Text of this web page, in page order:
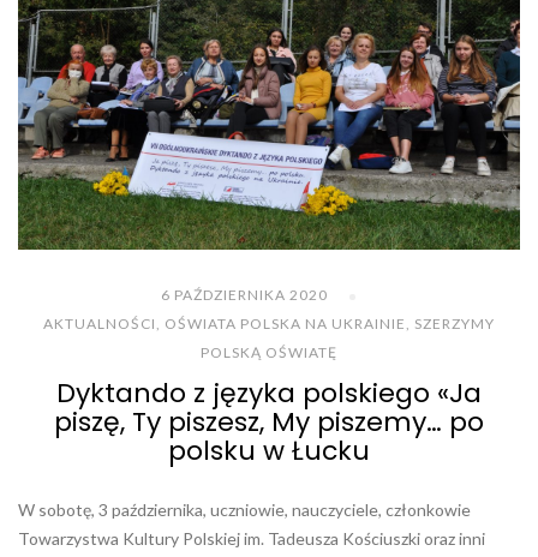
6 PAŹDZIERNIKA 2020
AKTUALNOŚCI, OŚWIATA POLSKA NA UKRAINIE, SZERZYMY
POLSKĄ OŚWIATĘ
Dyktando z języka polskiego «Ja
piszę, Ty piszesz, My piszemy… po
polsku w Łucku
W sobotę, 3 października, uczniowie, nauczyciele, członkowie
Towarzystwa Kultury Polskiej im. Tadeusza Kościuszki oraz inni